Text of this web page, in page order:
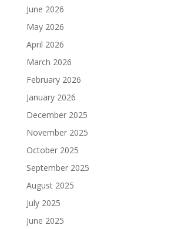
June 2026
May 2026
April 2026
March 2026
February 2026
January 2026
December 2025
November 2025
October 2025
September 2025
August 2025
July 2025
June 2025